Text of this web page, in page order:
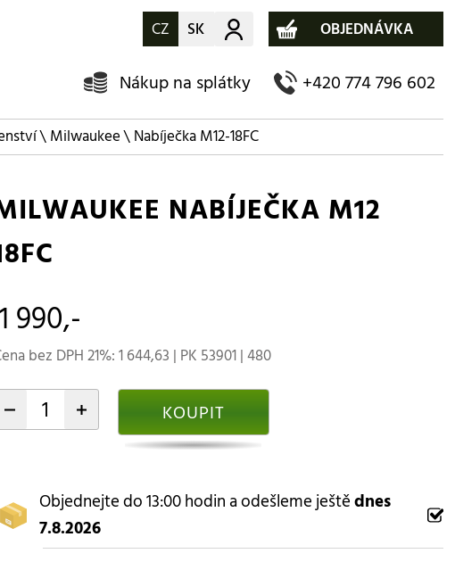
CZ SK Můj účet OBJEDNÁVKA
Nákup na splátky +420 774 796 602
\Milwaukee\ Nabíječka M12-18FC
NABÍJEČKA M12
1 990,-
bez DPH 21%: 1 644,63 | PK 53901 | 480
- + KOUPIT
Objednejte do 13:00 hodin a odešleme ještědnes
7.8.2026